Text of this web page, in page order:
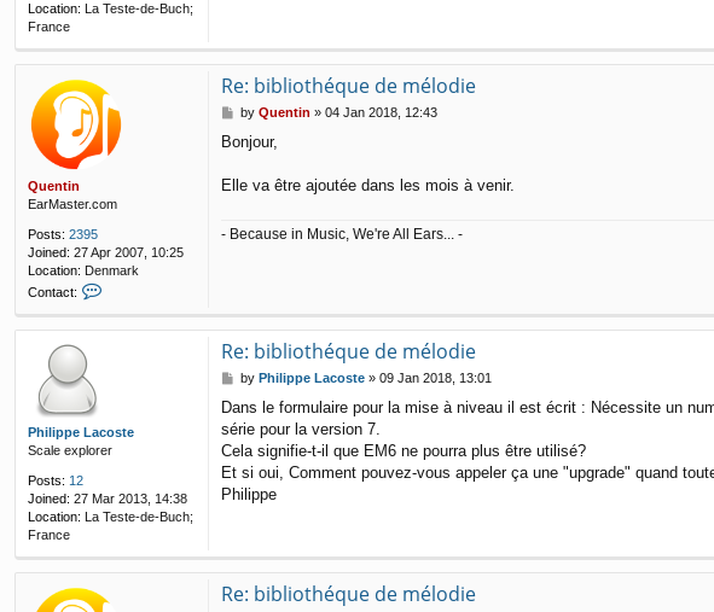
Location: La Teste-de-Buch;
France
Quentin
EarMaster.com
Posts: 2395
Joined: 27 Apr 2007, 10:25
Location: Denmark
Contact:
u
e
i
n
Re: bibliothéque de mélodie
P
s
by Quentin » 04 Jan 2018, 12:43
Bonjour,
Elle va être ajoutée dans les mois à venir.
- Because in Music, We're All Ears... -
Philippe Lacoste
Scale explorer
Posts: 12
Joined: 27 Mar 2013, 14:38
Location: La Teste-de-Buch;
France
Re: bibliothéque de mélodie
P
s
t
by Philippe Lacoste» 09 Jan 2018, 13:01
Dans le formulaire pour la mise à niveau il est écrit : Nécessite un
série pour la version 7.
Cela signifie-t-il que EM6 ne pourra plus être utilisé?
Et si oui, Comment pouvez-vous appeler ça une "upgrade" quand
Philippe
Re: bibliothéque de mélodie